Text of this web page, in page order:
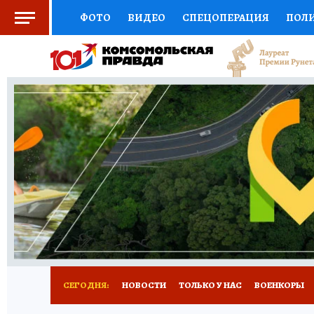
ФОТО ВИДЕО СПЕЦОПЕРАЦИЯ
СОЦПОДДЕРЖКА НАУКА СПОРТ
ВЫБОР ЭКСПЕРТОВ ДОКТОР
КНИЖНАЯ ПОЛКА ПРОГНОЗЫ НА СПОРТ
ПРЕСС-ЦЕНТР НЕДВИЖИМОСТЬ
РАДИО КП РЕКЛАМА ТЕСТЫ НОВОЕ
СЕГОДНЯ: НОВОСТИ ТОЛЬКО У НАС ВОЕНКОРЫ